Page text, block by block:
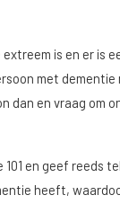
is en er is
met dementie
dan en vraag om
101 en geef reeds
heeft,